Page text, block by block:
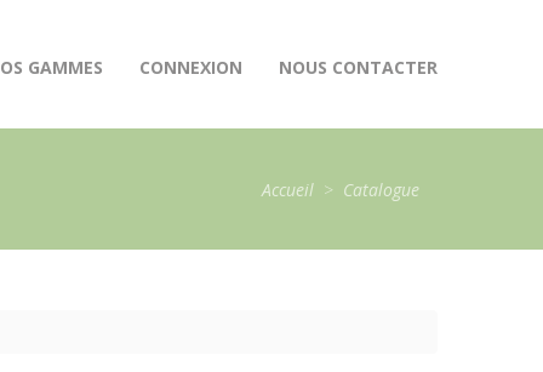
GAMMES CONNEXION NOUS CONTACTER
Accueil > Catalogue